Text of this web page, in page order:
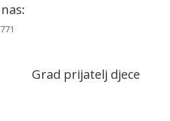
Grad prijatelj djece